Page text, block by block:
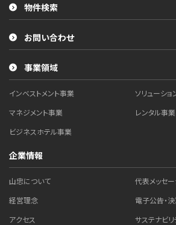
物件検索
お問い合わせ
事業領域
インベストメント事業
ソリューシ
マネジメント事業
レンタル事業
ビジネスホテル事業
企業情報
山忠について
代表メッセ
経営理念
電子公告・
アクセス
サステナビリ